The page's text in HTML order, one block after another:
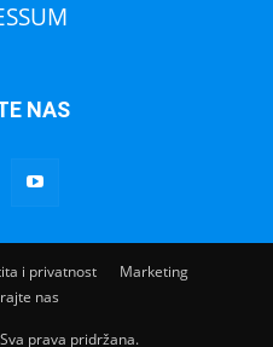
NAS
i privatnost
Marketing
nas
prava pridržana.